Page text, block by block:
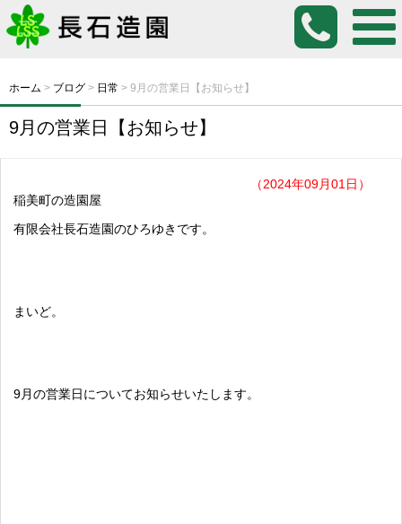
ホーム > ブログ > 日常 > 9月の営業日【お知らせ】
9月の営業日【お知らせ】
（2024年09月01日）
稲美町の造園屋
有限会社長石造園のひろゆきです。
まいど。
9月の営業日についてお知らせいたします。